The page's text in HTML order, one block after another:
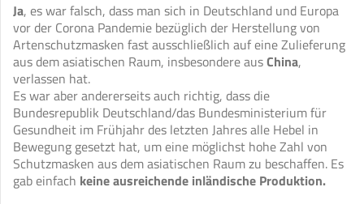
Ja, es war falsch, dass man sich in Deutschland und Europa
vor der Corona Pandemie bezüglich der Herstellung von
Artenschutzmasken fast ausschließlich auf eine Zulieferung
aus dem asiatischen Raum, insbesondere ausChina,
verlassen hat.
Es war aber andererseits auch richtig, dass die
Bundesrepublik Deutschland/das Bundesministerium für
Gesundheit im Frühjahr des letzten Jahres alle Hebel in
Bewegung gesetzt hat, um eine möglichst hohe Zahl von
Schutzmasken aus dem asiatischen Raum zu beschaffen. Es
gab einfach keine ausreichende inländische Produktion.